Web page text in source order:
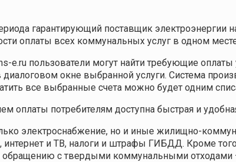
гарантирующий поставщик электроэнергии
оплаты всех коммунальных услуг в одном
e.ru пользователи могут найти требующие
диалоговом окне выбранной услуги. Система
все выбранные счета можно будет одним
оплаты потребителям доступна быстрая и
электроснабжение, но и иные жилищно-
интернет и ТВ, налоги и штрафы ГИБДД. Кроме
обращению с твердыми коммунальными отходами